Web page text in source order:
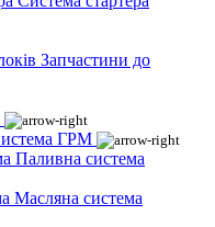
Запчастини до
ГРМ
Паливна система
Масляна система